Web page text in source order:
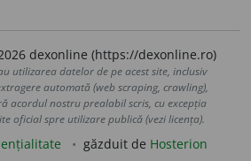
dexonline (https://dexonline.ro)
utilizarea datelor de pe acest site, inclusiv
automată (web scraping, crawling),
acordul nostru prealabil scris, cu excepția
oficial spre utilizare publică (vezi licența).
găzduit de Hosterion